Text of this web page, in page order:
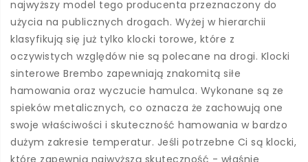
najwyższy model tego producenta przeznaczony do
użycia na publicznych drogach. Wyżej w hierarchii
klasyfikują się już tylko klocki torowe, które z
oczywistych względów nie są polecane na drogi. Klocki
sinterowe Brembo zapewniają znakomitą siłe
hamowania oraz wyczucie hamulca. Wykonane są ze
spieków metalicznych, co oznacza że zachowują one
swoje właściwości i skuteczność hamowania w bardzo
dużym zakresie temperatur. Jeśli potrzebne Ci są klocki,